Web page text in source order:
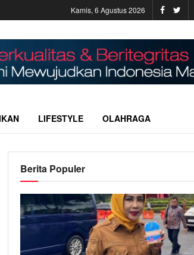
Kamis, 6 Agustus 2026
LIFESTYLE OLAHRAGA
Berita Populer